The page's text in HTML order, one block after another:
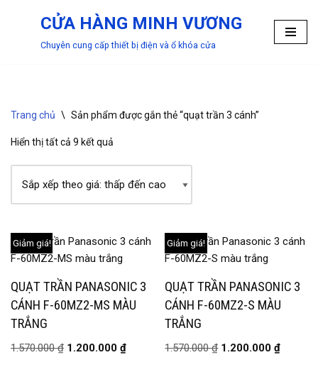
CỬA HÀNG MINH VƯƠNG
Chuyên cung cấp thiết bị điện và ổ khóa cửa
Trang chủ \ Sản phẩm được gắn thẻ “quạt trần 3 cánh”
Hiển thị tất cả 9 kết quả
Giảm giá!
QUẠT TRẦN PANASONIC 3
CÁNH F-60MZ2-MS MÀU
TRẮNG
1.570.000₫ 1.200.000 ₫
Giảm giá!
QUẠT TRẦN PANASONIC 3
CÁNH F-60MZ2-S MÀU
TRẮNG
1.570.000₫ 1.200.000₫